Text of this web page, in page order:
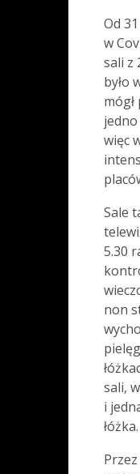
Od
w
sali z
było
jedno
więc
Sale
5.30
non
sali,
i